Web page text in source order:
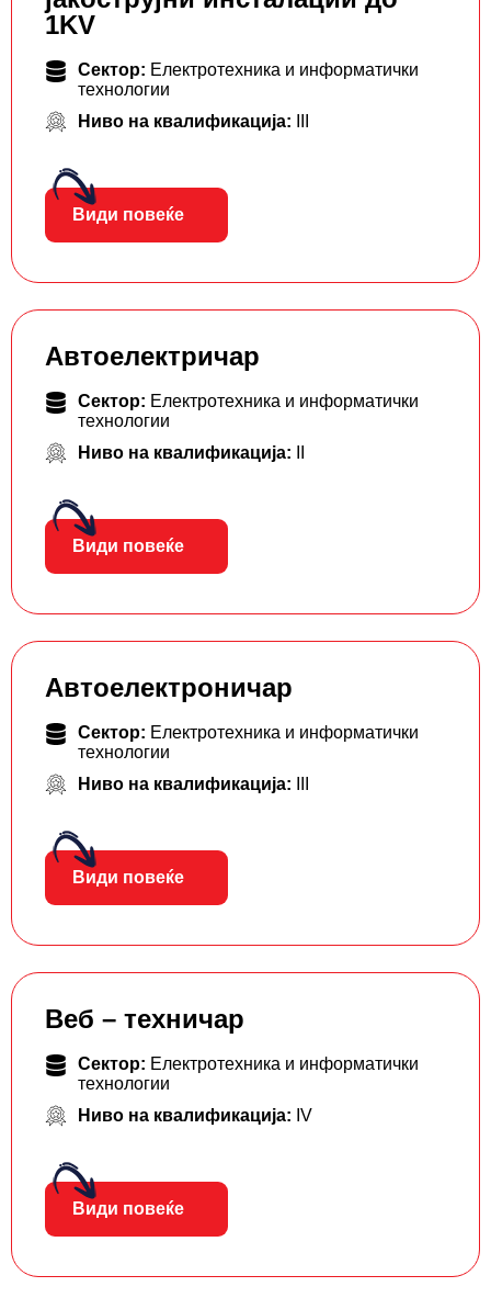
1KV
Сектор: Електротехника и информатички
технологии
Ниво на квалификација:
Види повеќе
Автоелектричар
Сектор: Електротехника и информатички
технологии
Ниво на квалификација:
Види повеќе
Автоелектроничар
Сектор: Електротехника и информатички
технологии
Ниво на квалификација:
Види повеќе
Веб – техничар
Сектор: Електротехника и информатички
технологии
Ниво на квалификација: IV
Види повеќе